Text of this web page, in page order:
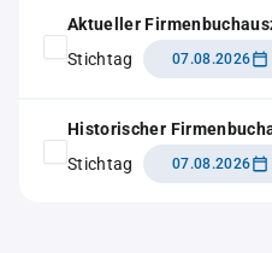
Aktueller
Stichtag
07.08.2026
Historischer
Stichtag
07.08.2026